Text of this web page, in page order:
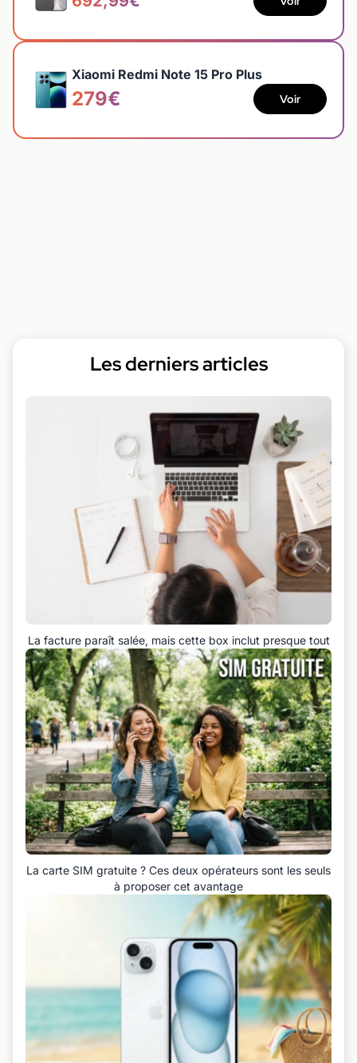
Xiaomi Redmi Note 15 Pro Plus
279€ Voir
Les derniers articles
La facture paraît salée, mais cette box inclut presque tout
La carte SIM gratuite ? Ces deux opérateurs sont les seuls
à proposer cet avantage